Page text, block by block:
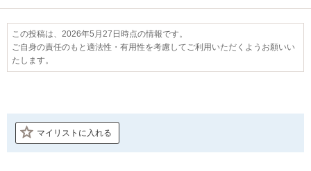
この投稿は、2026年5月27日時点の情報です。
ご自身の責任のもと適法性・有用性を考慮してご利用いただくようお願いい
たします。
マイリストに入れる